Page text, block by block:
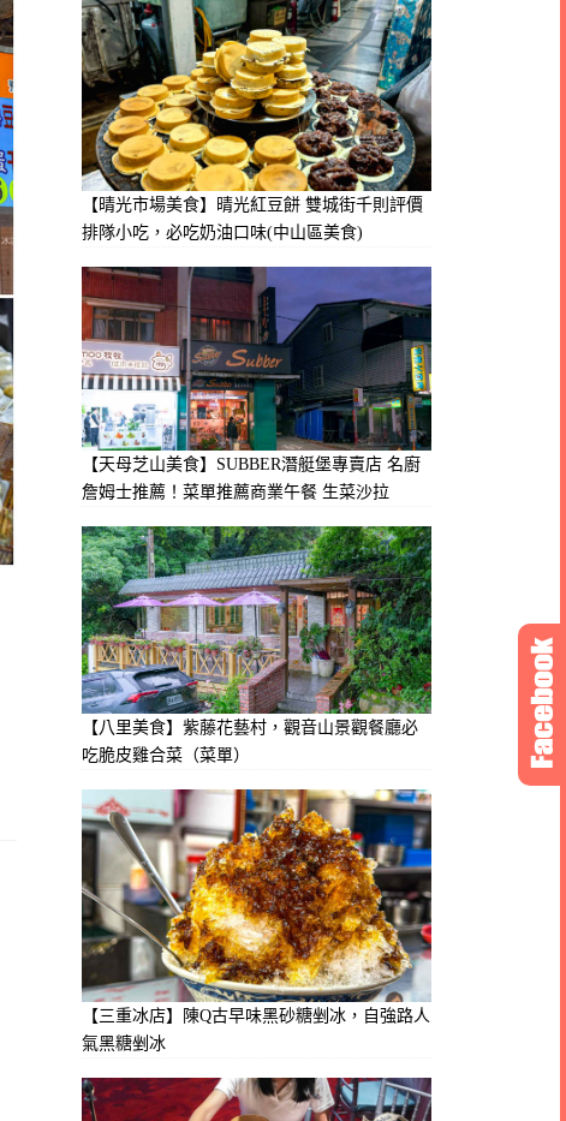
【晴光市場美食】晴光紅豆餅 雙城街千則評價
排隊小吃，必吃奶油口味(中山區美食)
【天母芝山美食】SUBBER潛艇堡專賣店 名廚
詹姆士推薦！菜單推薦商業午餐 生菜沙拉
【八里美食】紫藤花藝村，觀音山景觀餐廳必
吃脆皮雞合菜（菜單）
【三重冰店】陳Q古早味黑砂糖剉冰，自強路人
氣黑糖剉冰